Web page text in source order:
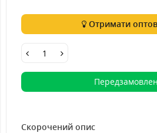
Отримати
Скорочений опис